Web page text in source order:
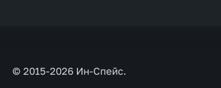
© 2015-2026 Ин-Спейс.